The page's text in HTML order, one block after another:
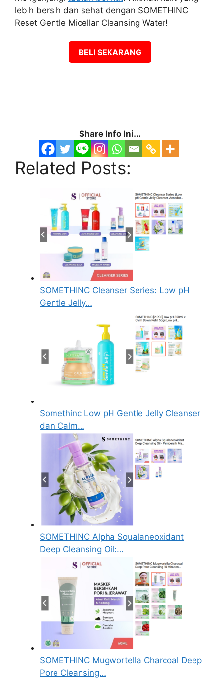
lebih bersih dan sehat dengan SOMETHINC
Reset Gentle Micellar Cleansing Water!
BELI SEKARANG
Share Info Ini...
Related Posts:
SOMETHINC Cleanser Series: Low pH
Gentle Jelly…
Somethinc Low pH Gentle Jelly Cleanser
dan Calm…
SOMETHINC Alpha Squalaneoxidant
Deep Cleansing Oil:…
SOMETHINC Mugwortella Charcoal Deep
Pore Cleansing…